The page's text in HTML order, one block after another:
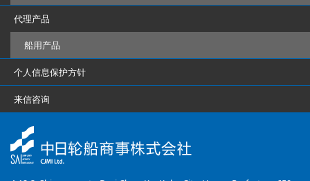
代理产品
船用产品
个人信息保护方针
来信咨询